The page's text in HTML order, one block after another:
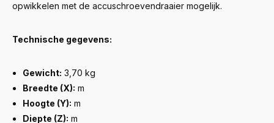
opwikkelen met de accuschroevendraaier mogelijk.
Technische gegevens:
Gewicht: 3,70 kg
Breedte (X): m
Hoogte (Y): m
Diepte (Z): m